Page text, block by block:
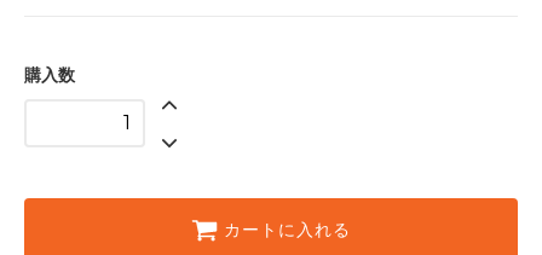
購入数
カートに入れる